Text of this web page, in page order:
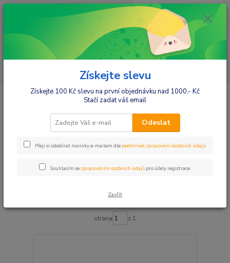
ks
za 0,00 Kč
Ženy Dámské župany Dámské dlouhé župany
Dámské dlouhé župany
Upřesnit parametry
Zobrazuji 1-26 z 26
strana z 1
Získejte slevu
Získejte 100 Kč slevu na první objednávku nad 1000,- Kč
Stačí zadat váš email
Odeslat
Přeji si odebírat novinky e-mailem dle podmínek zpracování osobních údajů.
Souhlasím se zpracováním osobních údajů pro účely registrace.
Zavřít